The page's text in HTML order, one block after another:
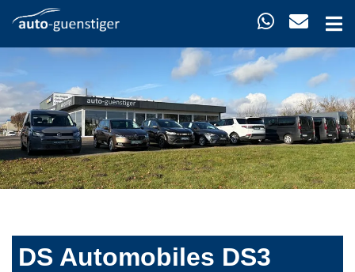
DS Automobiles DS3